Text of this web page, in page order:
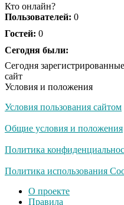
Ролик длится
шоке от
Ржу не
не раз
"Потеряли стыд
Поплавская
Кто онлайн?
Пользователей: 0
Гостей: 0
Сегодня были:
Сегодня
сайт
Условия и положения
Условия пользования сайтом
Общие условия и положения
Политика
Политика использования
О проекте
Правила